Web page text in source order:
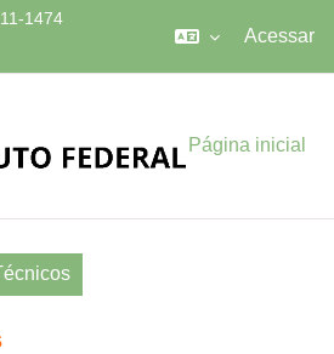
1474
Acessar
Página inicial